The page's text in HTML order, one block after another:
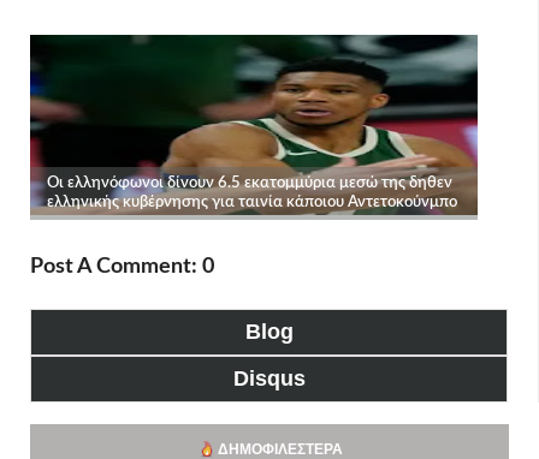
Post A Comment: 0
Blog
Disqus
ΔΗΜΟΦΙΛΈΣΤΕΡΑ